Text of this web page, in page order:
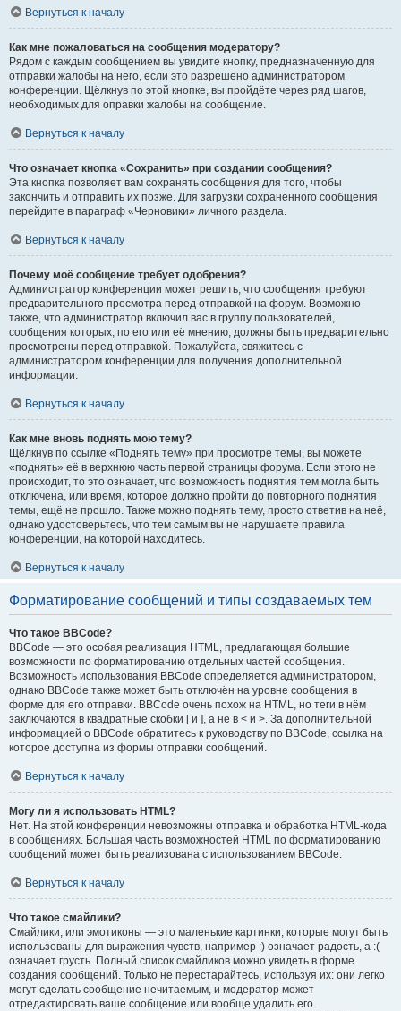
Вернуться к началу
Как мне пожаловаться на сообщения модератору?
Рядом с каждым сообщением вы увидите кнопку, предназначенную для
отправки жалобы на него, если это разрешено администратором
конференции. Щёлкнув по этой кнопке, вы пройдёте через ряд шагов,
необходимых для оправки жалобы на сообщение.
Вернуться к началу
Что означает кнопка «Сохранить» при создании сообщения?
Эта кнопка позволяет вам сохранять сообщения для того, чтобы
закончить и отправить их позже. Для загрузки сохранённого сообщения
перейдите в параграф «Черновики» личного раздела.
Вернуться к началу
Почему моё сообщение требует одобрения?
Администратор конференции может решить, что сообщения требуют
предварительного просмотра перед отправкой на форум. Возможно
также, что администратор включил вас в группу пользователей,
сообщения которых, по его или её мнению, должны быть предварительно
просмотрены перед отправкой. Пожалуйста, свяжитесь с
администратором конференции для получения дополнительной
информации.
Вернуться к началу
Как мне вновь поднять мою тему?
Щёлкнув по ссылке «Поднять тему» при просмотре темы, вы можете
«поднять» её в верхнюю часть первой страницы форума. Если этого не
происходит, то это означает, что возможность поднятия тем могла быть
отключена, или время, которое должно пройти до повторного поднятия
темы, ещё не прошло. Также можно поднять тему, просто ответив на неё,
однако удостоверьтесь, что тем самым вы не нарушаете правила
конференции, на которой находитесь.
Вернуться к началу
Форматирование сообщений и типы создаваемых тем
Что такое BBCode?
BBCode — это особая реализация HTML, предлагающая большие
возможности по форматированию отдельных частей сообщения.
Возможность использования BBCode определяется администратором,
однако BBCode также может быть отключён на уровне сообщения в
форме для его отправки. BBCode очень похож на HTML, но теги в нём
заключаются в квадратные скобки [ и ], а не в < и >. За дополнительной
информацией о BBCode обратитесь к руководству по BBCode, ссылка на
которое доступна из формы отправки сообщений.
Вернуться к началу
Могу ли я использовать HTML?
Нет. На этой конференции невозможны отправка и обработка HTML-кода
в сообщениях. Большая часть возможностей HTML по форматированию
сообщений может быть реализована с использованием BBCode.
Вернуться к началу
Что такое смайлики?
Смайлики, или эмотиконы — это маленькие картинки, которые могут быть
использованы для выражения чувств, например :) означает радость, а :(
означает грусть. Полный список смайликов можно увидеть в форме
создания сообщений. Только не перестарайтесь, используя их: они легко
могут сделать сообщение нечитаемым, и модератор может
отредактировать ваше сообщение или вообще удалить его.